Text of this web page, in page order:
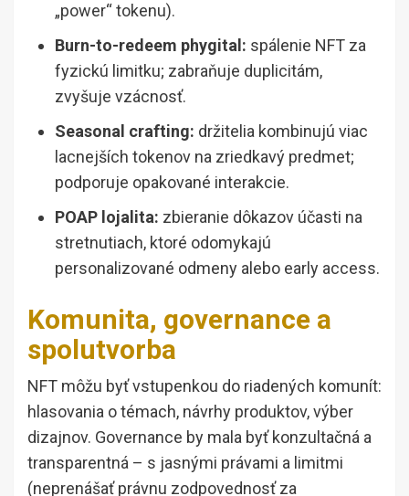
„power“ tokenu).
Burn-to-redeem phygital: spálenie NFT za
fyzickú limitku; zabraňuje duplicitám,
zvyšuje vzácnosť.
Seasonal crafting: držitelia kombinujú viac
lacnejších tokenov na zriedkavý predmet;
podporuje opakované interakcie.
POAP lojalita: zbieranie dôkazov účasti na
stretnutiach, ktoré odomykajú
personalizované odmeny alebo early access.
Komunita, governance a
spolutvorba
NFT môžu byť vstupenkou do riadených komunít:
hlasovania o témach, návrhy produktov, výber
dizajnov. Governance by mala byť konzultačná a
transparentná – s jasnými právami a limitmi
(neprenášať právnu zodpovednosť za